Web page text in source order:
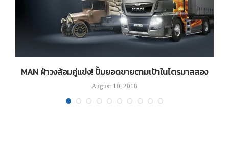
MAN ฝ่าวงล้อมคู่แข่ง! ปั้มยอดขายตามเป้าในไตรมาสสอง
August 10, 2018